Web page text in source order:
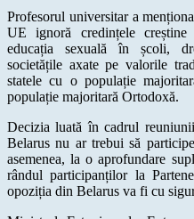
Profesorul universitar a
UE ignoră credințele
educația sexuală în școli,
societățile axate pe valorile
statele cu o populație
populație majoritară Ortodoxă.
Decizia luată în cadrul
Belarus nu ar trebui să
asemenea, la o aprofundare
rândul participanților la
opoziția din Belarus va fi cu